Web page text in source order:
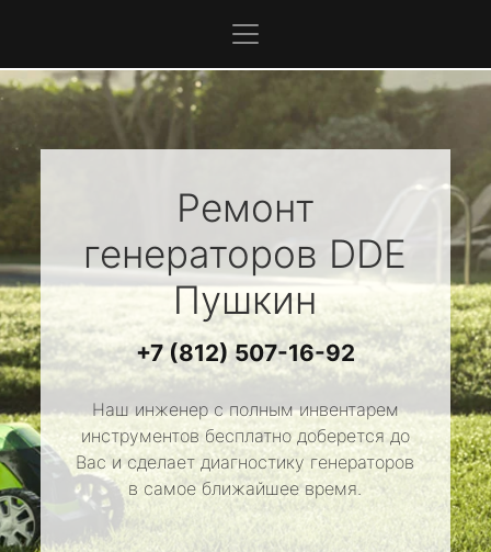
Ремонт
генераторов DDE
Пушкин
+7 (812) 507-16-92
Наш инженер с полным инвентарем
инструментов бесплатно доберется до
Вас и сделает диагностику генераторов
в самое ближайшее время.